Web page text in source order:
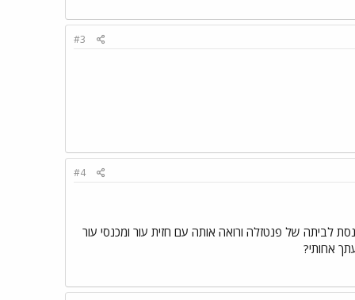
#3
#4
לביתה של פנטזלה ורואה אותה עם חזית עור ומכנסי עור
אחותי?